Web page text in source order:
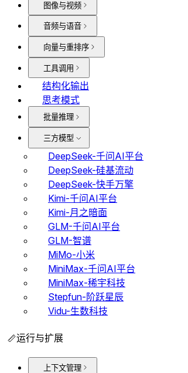
图像与视频
音频与语音
向量与重排序
工具调用
结构化输出
思考模式
批量推理
三方模型
DeepSeek-千问AI平台
DeepSeek-硅基流动
DeepSeek-快手万擎
Kimi-千问AI平台
Kimi-月之暗面
GLM-千问AI平台
GLM-智谱
MiMo-小米
MiniMax-千问AI平台
MiniMax-稀宇科技
Stepfun-阶跃星辰
Vidu-生数科技
运行与扩展
上下文管理